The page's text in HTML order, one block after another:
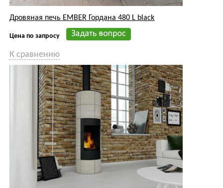
Дровяная печь EMBER Гордана 480 L black
Цена по запросу
К сравнению